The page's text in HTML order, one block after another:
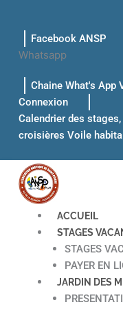
contenuFacebook ANSP
Whatsapp
Chaine What's App
Connexion
Calendrier des
croisières Voile
ACCUEIL
STAGES
STAGES
PAYER EN
JARDIN DES